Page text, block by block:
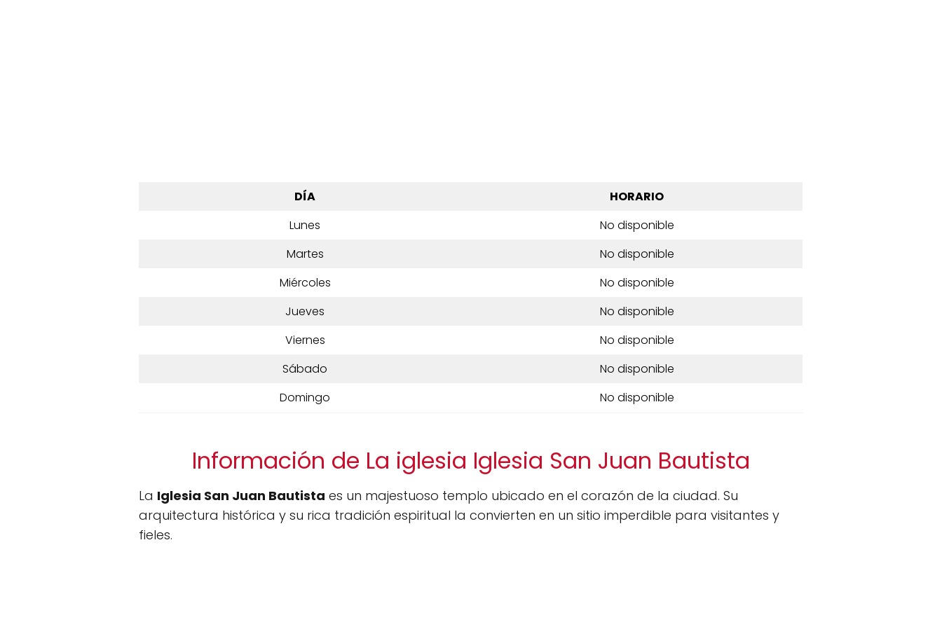
DÍA
HORARIO
Lunes
No disponible
Martes
No disponible
Miércoles
No disponible
Jueves
No disponible
Viernes
No disponible
Sábado
No disponible
Domingo
No disponible
Información de La iglesia Iglesia San Juan Bautista
La Iglesia San Juan Bautista es un majestuoso templo ubicado en el corazón de la ciudad. Su
arquitectura histórica y su rica tradición espiritual la convierten en un sitio imperdible para visitantes y
fieles.